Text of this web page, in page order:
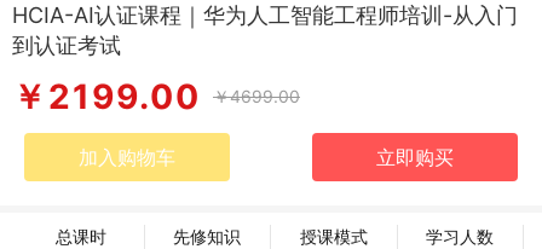
HCIA-AI认证课程｜华为人工智能工程师培训-从入门
到认证考试
￥2199.00 ￥4699.00
加入购物车 立即购买
总课时 先修知识 授课模式 学习人数